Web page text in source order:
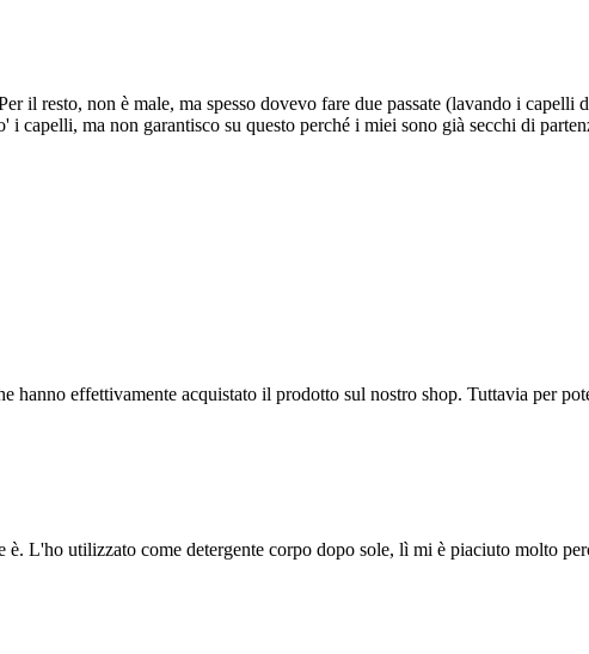
resto, non è male, ma spesso dovevo fare due passate (lavando i capelli
i capelli, ma non garantisco su questo perché i miei sono già secchi di
effettivamente acquistato il prodotto sul nostro shop. Tuttavia per
L'ho utilizzato come detergente corpo dopo sole, lì mi è piaciuto molto